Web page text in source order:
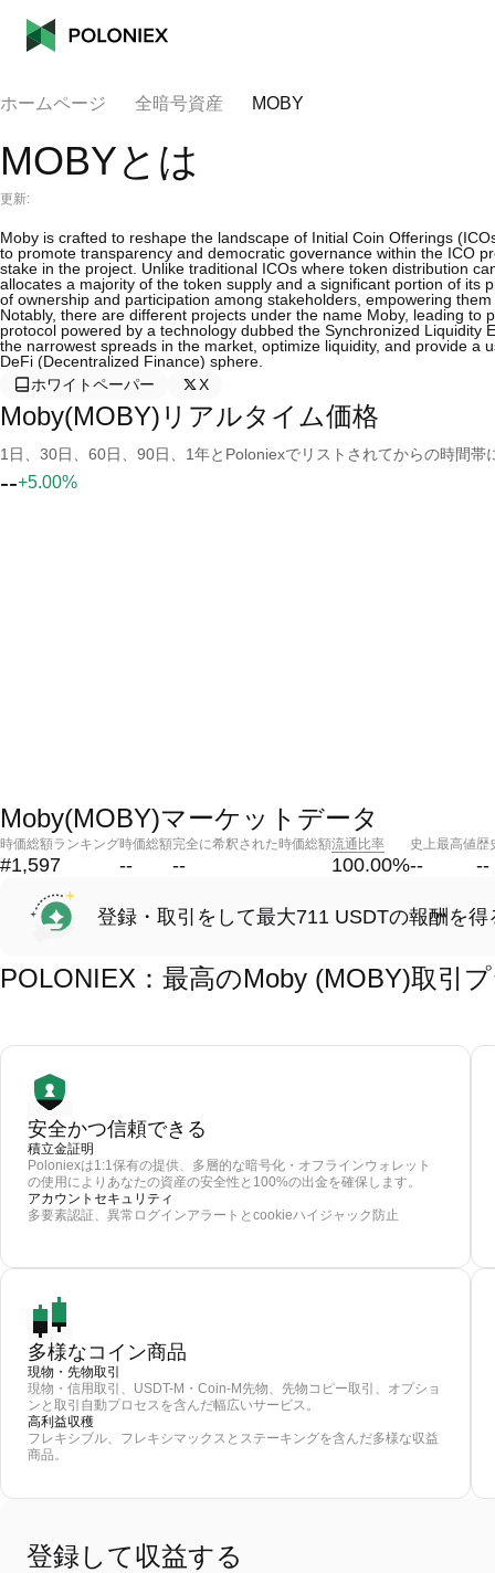
ホームページ 全暗号資産 MOBY
MOBYとは
更新:
Moby is crafted to reshape the landscape of Initial Coin Offerings
to promote transparency and democratic governance within the ICO
stake in the project. Unlike traditional ICOs where token distribution
allocates a majority of the token supply and a significant portion of
of ownership and participation among stakeholders, empowering
Notably, there are different projects under the name Moby, leading
protocol powered by a technology dubbed the Synchronized
the narrowest spreads in the market, optimize liquidity, and provide
DeFi (Decentralized Finance) sphere.
ホワイトペーパー
X
Moby(MOBY)リアルタイム価格
1日、30日、60日、90日、1年とPoloniexでリストされてからの時間
--+5.00%
Moby(MOBY)マーケットデータ
時価総額ランキング
#1,597
時価総額
--
完全に希釈された時価総額
--
流通比率
100.00%
史上最高値
--
歴
--
登録・取引をして最大711 USDTの報酬を得
POLONIEX：最高のMoby (MOBY)取引
安全かつ信頼できる
積立金証明
Poloniexは1:1保有の提供、多層的な暗号化・オフラインウォレット
の使用によりあなたの資産の安全性と100%の出金を確保します。
アカウントセキュリティ
多要素認証、異常ログインアラートとcookieハイジャック防止
多様なコイン商品
現物・先物取引
現物・信用取引、USDT-M・Coin-M先物、先物コピー取引、オプショ
ンと取引自動プロセスを含んだ幅広いサービス。
高利益収穫
フレキシブル、フレキシマックスとステーキングを含んだ多様な収益
商品。
登録して収益する